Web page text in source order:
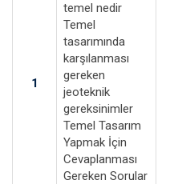
1
temel nedir
Temel
tasarımında
karşılanması
gereken
jeoteknik
gereksinimler
Temel Tasarım
Yapmak İçin
Cevaplanması
Gereken Sorular